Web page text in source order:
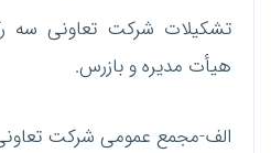
تشکیلات شرکت تعاونی سه
هیأت مدیره و بازرس.
الف-مجمع عمومی شرکت